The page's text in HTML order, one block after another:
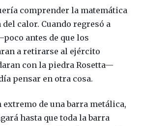
comprender la matemática
calor. Cuando regresó a
antes de que los
a retirarse al ejército
con la piedra Rosetta—
pensar en otra cosa.
extremo de una barra metálica,
hasta que toda la barra